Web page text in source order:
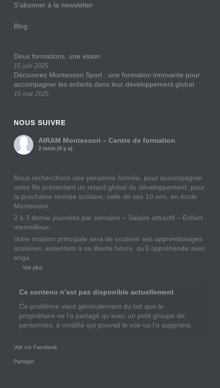
S’abonner à la newsletter
Blog
Deux formations, une vision
15 juin 2025
Découvrez Montessori Sport : une formation innovante pour
accompagner les enfants dans leur développement global
15 mai 2025
NOUS SUIVRE
AIRAM Montessori – Centre de formation
2 mois (il y a)
Nous recherchons une personne formée, pour accompagner
notre fils présentant un retard global du développement, pour
la prochaine rentrée scolaire, celle de ses 10 ans, en école
Montessori.
2 à 3 demie journées par semaine – Salaire attractif – Enfant
merveilleux.
Votre mission principale sera de soutenir ses apprentissages
scolaires, essentiels à sa liberté future, qu’il appréhende avec
enga
…Voir plus
Ce contenu n’est pas disponible actuellement
Ce problème vient généralement du fait que le
propriétaire ne l’a partagé qu’avec un petit groupe de
personnes, a modifié qui pouvait le voir ou l’a supprimé.
Voir sur Facebook ·
Partager